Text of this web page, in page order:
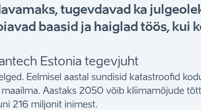
tugevdavad ka
baasid ja haiglad töös, kui
Estonia tegevjuht
Eelmisel aastal sundisid katastroofid
maailma. Aastaks 2050 võib kliimamõjude
216 miljonit inimest.